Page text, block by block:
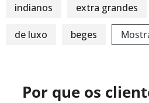
indianos extra grandes
de luxo beges
Por que os